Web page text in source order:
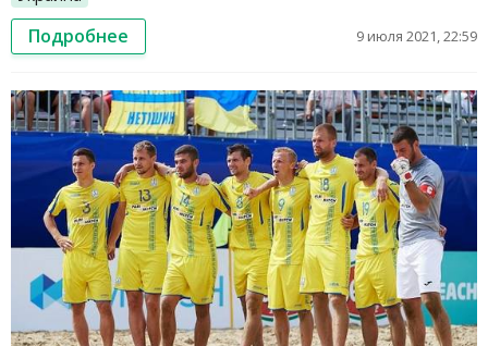
Подробнее 9 июля 2021, 22:59